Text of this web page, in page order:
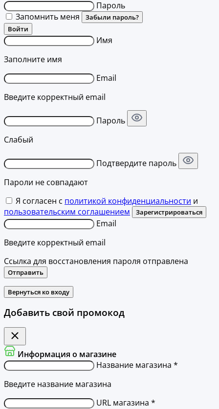
Пароль
Запомнить меня
Забыли пароль?
Войти
Имя
Заполните имя
Email
Введите корректный email
Пароль
Слабый
Подтвердите пароль
Пароли не совпадают
Я согласен с политикой конфиденциальности и
пользовательским соглашением
Зарегистрироваться
Email
Введите корректный email
Ссылка для восстановления пароля отправлена
Отправить
Вернуться ко входу
Добавить свой промокод
Информация о магазине
Название магазина *
Введите название магазина
URL магазина *